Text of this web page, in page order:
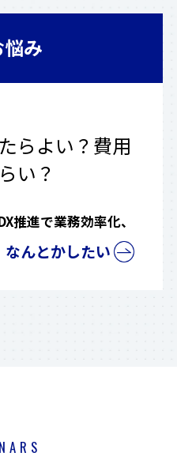
み
らよい？費用
い？
推進で業務効率化、
なんとかしたい